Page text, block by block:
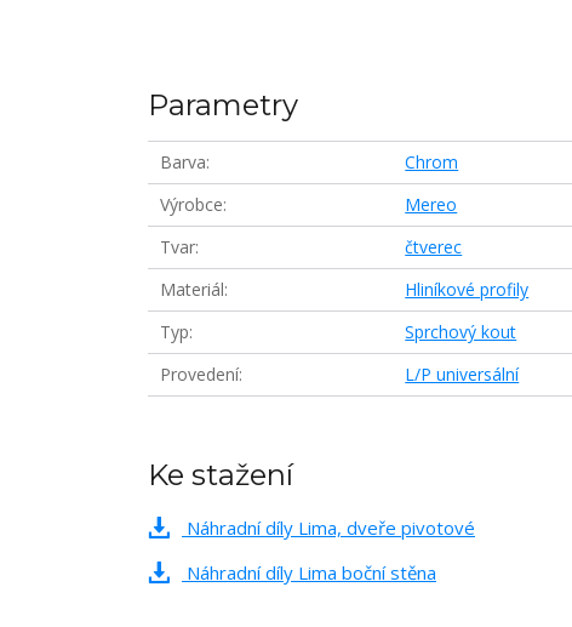
Parametry
Barva
Chrom
Výrobce
Mereo
Tvar
čtverec
Materiál
Hliníkové profily
Typ
Sprchový kout
Provedení
L/P universální
Ke stažení
Náhradní díly Lima, dveře pivotové
Náhradní díly Lima boční stěna